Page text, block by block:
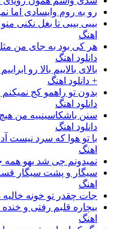
رو به روم وایسادی اما
بیبی بیبی تا بغل نکنی
اهنگ
هر کی بود به جای من
دانلود اهنگ
بالای بالاییم بالا رو
+ دانلود اهنگ
بدون تو راهمو کج
دانلود اهنگ
سنن باشکاسینییه من
دانلود اهنگ
با تو هوا که سرد نیست
اهنگ
نمیدونم چی شد یهو
سیگار و پشت سیگار قسه
اهنگ
جات چقدر تو خونه خالیه
بیچاره قلبم رفتی و خنده
اهنگ